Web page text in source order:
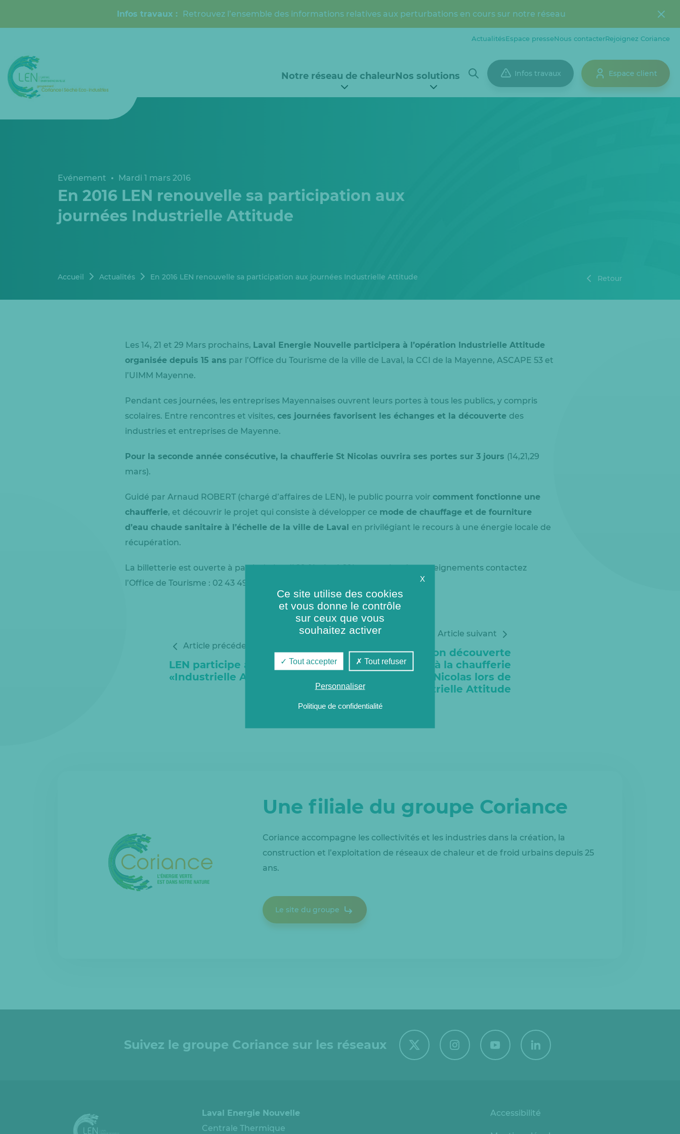
Infos travaux : Retrouvez l’ensemble des informations relatives aux perturbations en cours sur notre réseau
ActualitésEspace presseNous contacterRejoignez Coriance
Notre réseau de chaleurNos solutions Infos travaux Espace client
Evénement Mardi 1 mars 2016
En 2016 LEN renouvelle sa participation aux
journées Industrielle Attitude
Accueil Actualités En 2016 LEN renouvelle sa participation aux journées Industrielle Attitude Retour
Les 14, 21 et 29 Mars prochains, Laval Energie Nouvelle participera à l’opération Industrielle Attitude
organisée depuis 15 ans par l’Office du Tourisme de la ville de Laval, la CCI de la Mayenne, ASCAPE 53 et
l’UIMM Mayenne.
Pendant ces journées, les entreprises Mayennaises ouvrent leurs portes à tous les publics, y compris
scolaires. Entre rencontres et visites, ces journées favorisent les échanges et la découverte des
industries et entreprises de Mayenne.
Pour la seconde année consécutive, la chaufferie St Nicolas ouvrira ses portes sur 3 jours (14,21,29
mars).
Guidé par Arnaud ROBERT (chargé d’affaires de LEN), le public pourra voir comment fonctionne une
chaufferie, et découvrir le projet qui consiste à développer ce mode de chauffage et de fourniture
d’eau chaude sanitaire à l’échelle de la ville de Laval en privilégiant le recours à une énergie locale de
récupération.
La billetterie est ouverte à partir du lundi 29 février à 10h, pour plus de renseignements contactez
l’Office de Tourisme : 02 43 49 45 26, ou visitez la
Article précédent
LEN participe aux journées
«Industrielle Attitude»
Article suivant
Opération découverte
réussie à la chaufferie
Saint-Nicolas lors de
l’Industrielle Attitude
Une filiale du groupe Coriance
Coriance accompagne les collectivités et les industries dans la création, la
construction et l’exploitation de réseaux de chaleur et de froid urbains depuis 25
ans.
Le site du groupe
Suivez le groupe Coriance sur les réseaux
Laval Energie Nouvelle
Centrale Thermique
Accessibilité
X
Ce site utilise des cookies
et vous donne le contrôle
sur ceux que vous
souhaitez activer
Tout accepter Tout refuser
Personnaliser
Politique de confidentialité